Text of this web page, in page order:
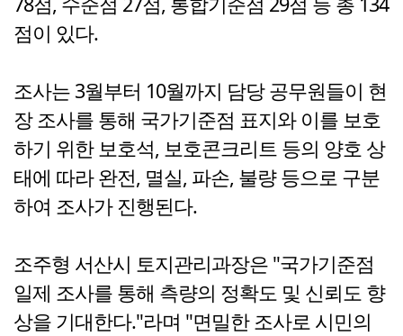
점이 있다.
조사는 3월부터 10월까지 담당 공무원들이 현
장 조사를 통해 국가기준점 표지와 이를 보호
하기 위한 보호석, 보호콘크리트 등의 양호 상
태에 따라 완전, 멸실, 파손, 불량 등으로 구분
하여 조사가 진행된다.
조주형 서산시 토지관리과장은 "국가기준점
일제 조사를 통해 측량의 정확도 및 신뢰도 향
상을 기대한다."라며 "면밀한 조사로 시민의